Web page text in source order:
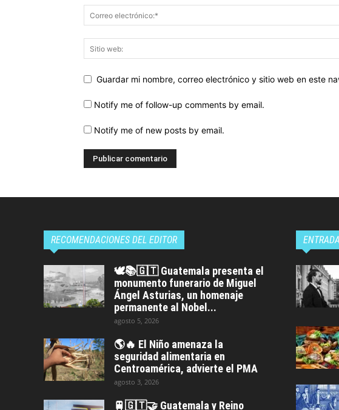
Guardar mi nombre, correo electrónico y sitio web en este
Notify me of follow-up comments by email.
Notify me of new posts by email.
RECOMENDACIONES DEL EDITOR
🕊️📚🇬🇹 Guatemala presenta el
monumento funerario de Miguel
Ángel Asturias, un homenaje
permanente al Nobel...
agosto 5, 2026
🌎🔥 El Niño amenaza la
seguridad alimentaria en
Centroamérica, advierte el PMA
agosto 3, 2026
🚆🇬🇹🤝 Guatemala y Reino